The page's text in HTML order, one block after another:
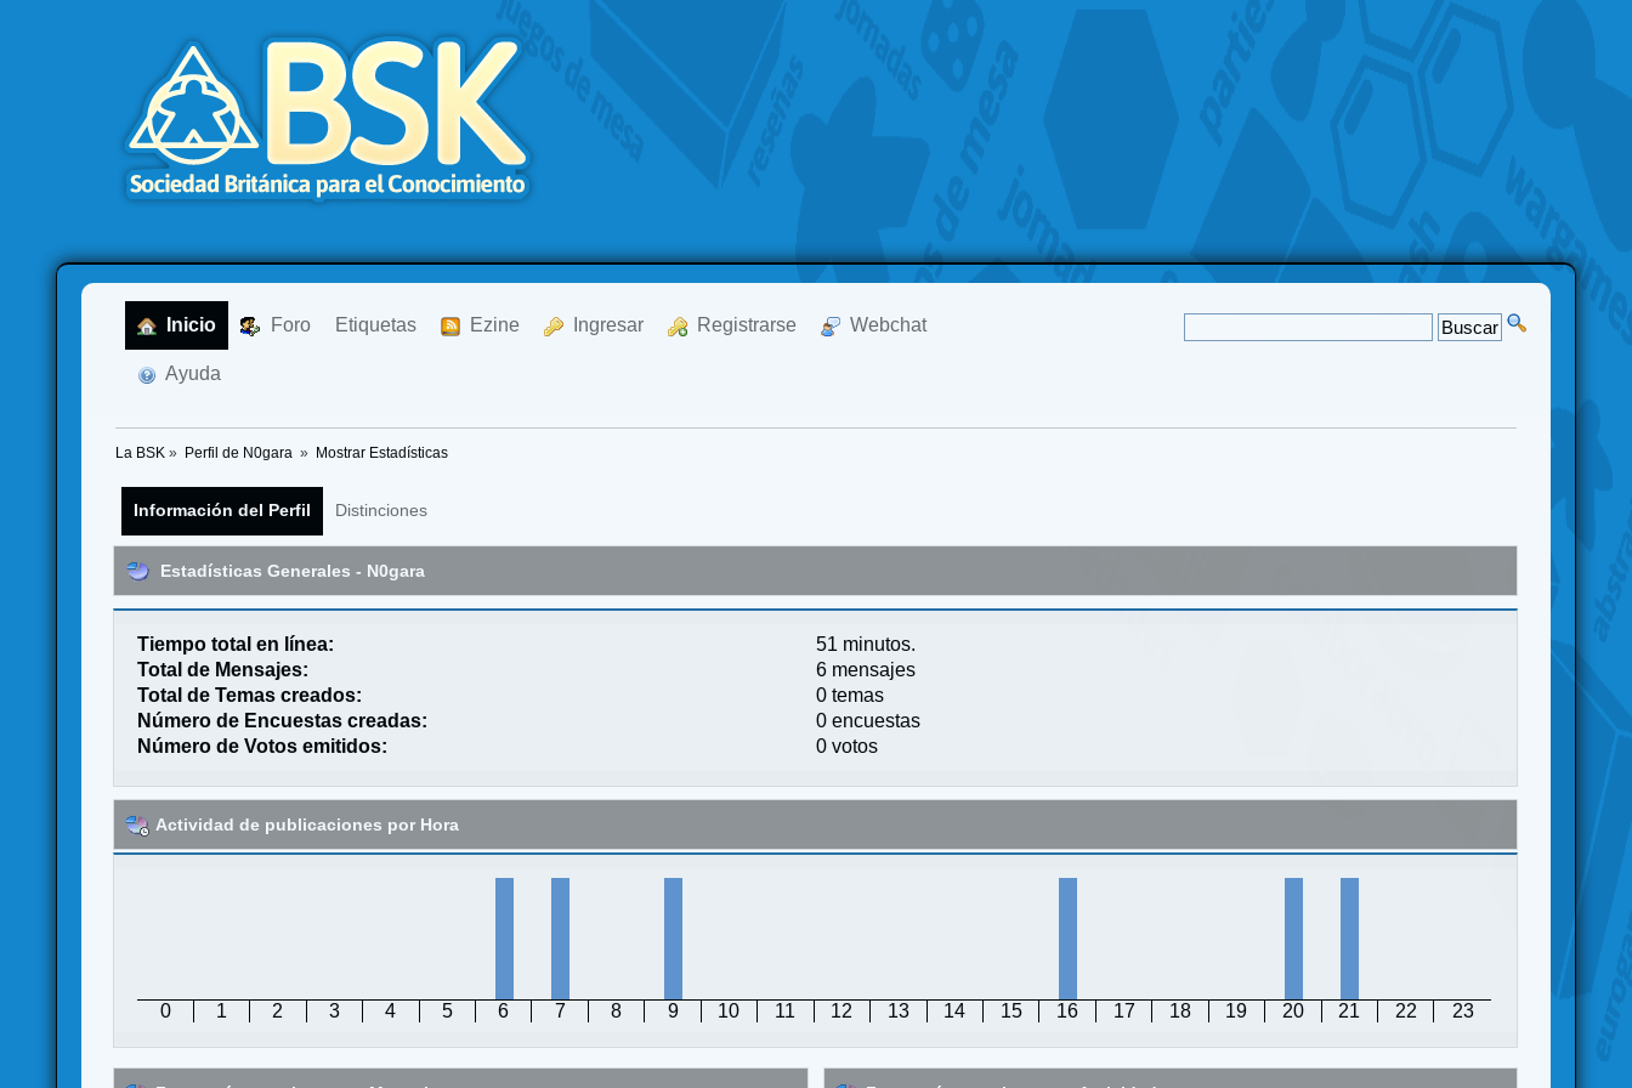
Inicio Foro Etiquetas Ezine Ingresar Registrarse Webchat
Ayuda
La BSK » Perfil de N0gara » Mostrar Estadísticas
Información del Perfil Distinciones
Estadísticas Generales - N0gara
Tiempo total en línea:
51 minutos.
Total de Mensajes:
6 mensajes
Total de Temas creados:
0 temas
Número de Encuestas creadas:
0 encuestas
Número de Votos emitidos:
0 votos
Actividad de publicaciones por Hora
0 1 2 3 4 5 6 7 8 9 10 11 12 13 14 15 16 17 18 19 20 21 22 23